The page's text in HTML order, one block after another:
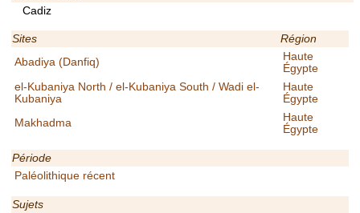
Cadiz
Sites
Région
Abadiya (Danfiq)
Haute
Égypte
el-Kubaniya North / el-Kubaniya South / Wadi el-
Kubaniya
Haute
Égypte
Makhadma
Haute
Égypte
Période
Paléolithique récent
Sujets